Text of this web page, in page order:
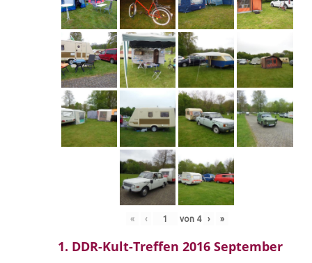
« ‹ von 4 › »
1. DDR-Kult-Treffen 2016 September